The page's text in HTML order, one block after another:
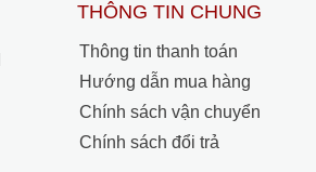
THÔNG TIN CHUNG
Thông tin thanh toán
Hướng dẫn mua hàng
Chính sách vận chuyển
Chính sách đổi trả